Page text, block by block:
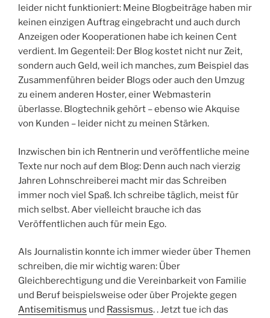
leider nicht funktioniert: Meine Blogbeiträge haben mir
keinen einzigen Auftrag eingebracht und auch durch
Anzeigen oder Kooperationen habe ich keinen Cent
verdient. Im Gegenteil: Der Blog kostet nicht nur Zeit,
sondern auch Geld, weil ich manches, zum Beispiel das
Zusammenführen beider Blogs oder auch den Umzug
zu einem anderen Hoster, einer Webmasterin
überlasse. Blogtechnik gehört – ebenso wie Akquise
von Kunden – leider nicht zu meinen Stärken.
Inzwischen bin ich Rentnerin und veröffentliche meine
Texte nur noch auf dem Blog: Denn auch nach vierzig
Jahren Lohnschreiberei macht mir das Schreiben
immer noch viel Spaß. Ich schreibe täglich, meist für
mich selbst. Aber vielleicht brauche ich das
Veröffentlichen auch für mein Ego.
Als Journalistin konnte ich immer wieder über Themen
schreiben, die mir wichtig waren: Über
Gleichberechtigung und die Vereinbarkeit von Familie
und Beruf beispielsweise oder über Projekte gegen
Antisemitismus und Rassismus. . Jetzt tue ich das